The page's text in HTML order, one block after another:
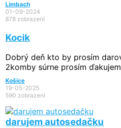
Limbach
01-09-2024
878 zobrazení
Kocik
Dobrý deň kto by prosím
2komby súrne prosím
Košice
19-05-2025
590 zobrazení
darujem autosedačku